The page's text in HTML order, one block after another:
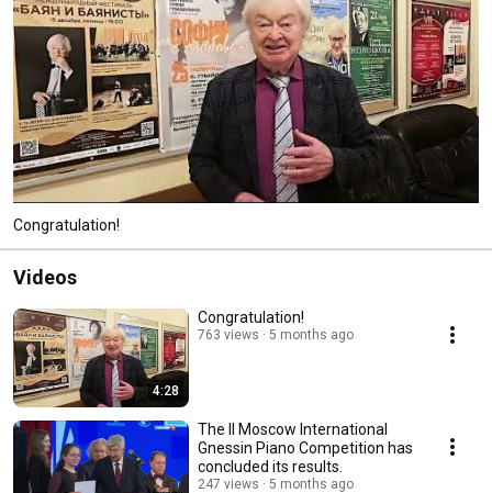
Congratulation!
Videos
4:28
Congratulation!
763 views 5 months ago
The II Moscow International
Gnessin Piano Competition has
concluded its results.
247 views 5 months ago